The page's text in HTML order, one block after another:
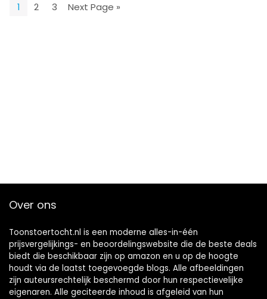
1 2 3 Next Page »
Over ons
Toonstoertocht.nl is een moderne alles-in-één
prijsvergelijkings- en beoordelingswebsite die de beste deals
biedt die beschikbaar zijn op amazon en u op de hoogte
houdt via de laatst toegevoegde blogs. Alle afbeeldingen
zijn auteursrechtelijk beschermd door hun respectievelijke
eigenaren. Alle geciteerde inhoud is afgeleid van hun